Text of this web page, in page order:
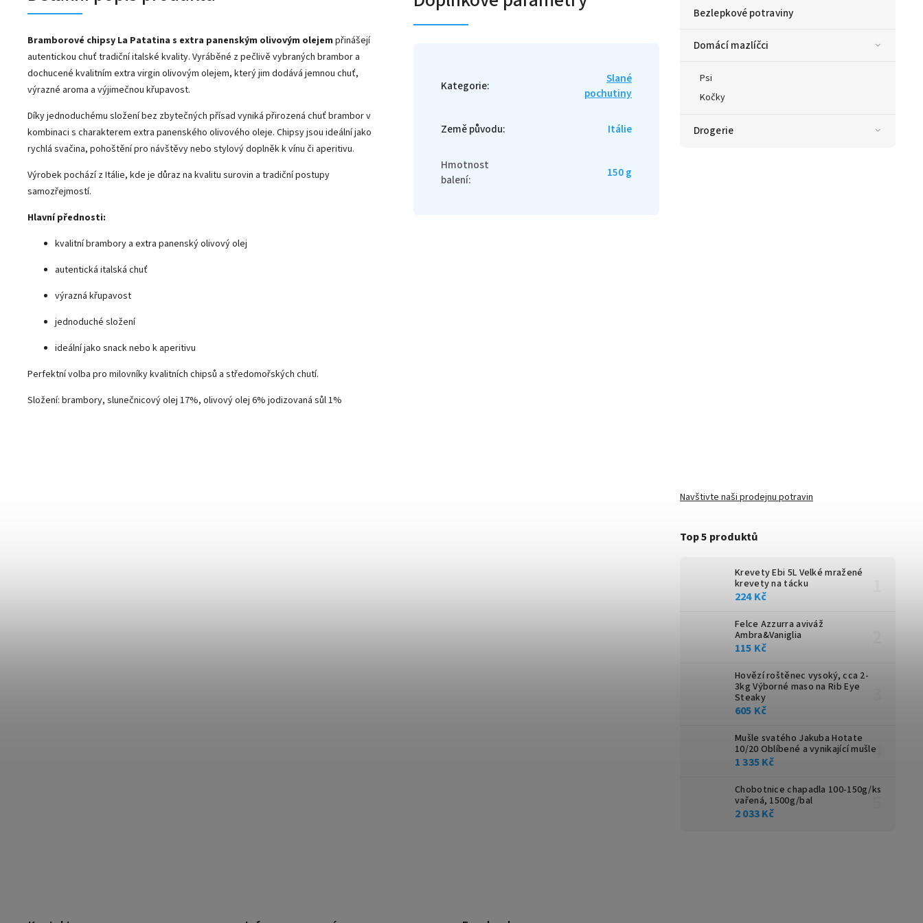
Bezlepkové potraviny
Domácí mazlíčci
Psi
Kočky
Drogerie
Navštivte naši prodejnu potravin
Top 5 produktů
Krevety Ebi 5L Velké mražené
krevety na tácku
224 Kč
Felce Azzurra aviváž
Ambra&Vaniglia
115 Kč
Hovězí roštěnec vysoký, cca 2-
3kgVýborné maso na Rib Eye
Steaky
605 Kč
Mušle svatého Jakuba Hotate
10/20 Oblíbené a vynikající mušle
1 335 Kč
Chobotnice chapadla 100-150g/ks
vařená, 1500g/bal
2 033 Kč
Bramborové chipsy La Patatina s extra panenským olivovým olejem přinášejí
autentickou chuť tradiční italské kvality. Vyráběné z pečlivě vybraných brambor a
dochucené kvalitním extra virgin olivovým olejem, který jim dodává jemnou chuť,
výrazné aroma a výjimečnou křupavost.
Díky jednoduchému složení bez zbytečných přísad vyniká přirozená chuť brambor v
kombinaci s charakterem extra panenského olivového oleje. Chipsy jsou ideální jako
rychlá svačina, pohoštění pro návštěvy nebo stylový doplněk k vínu či aperitivu.
Výrobek pochází zItálie, kde je důraz na kvalitu surovin a tradiční postupy
samozřejmostí.
Hlavní přednosti:
kvalitní brambory a extra panenský olivový olej
autentická italská chuť
výrazná křupavost
jednoduché složení
ideální jako snack nebo k aperitivu
Perfektní volba pro milovníky kvalitních chipsů a středomořských chutí.
Složení: brambory, slunečnicový olej 17%, olivový olej 6% jodizovaná sůl 1%
Kategorie:
Slané
pochutiny
Země původu: Itálie
Hmotnost
balení: 150 g